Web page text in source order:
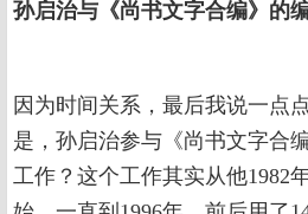
孙启治与《尚书文字合编》的
因为时间关系，最后我说一点
是，孙启治参与《尚书文字合
工作？这个工作其实从他1982